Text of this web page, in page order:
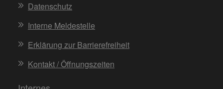
Datenschutz
Interne Meldestelle
Erklärung zur Barrierefreiheit
Kontakt / Öffnungszeiten